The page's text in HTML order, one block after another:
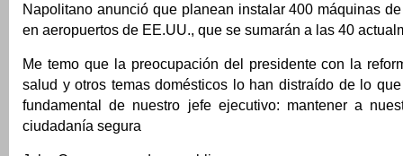
Napolitano anunció que planean instalar 400 máquinas
en aeropuertos de EE.UU., que se sumarán a las 40
Me temo que la preocupación del presidente con la
salud y otros temas domésticos lo han distraído de lo
fundamental de nuestro jefe ejecutivo: mantener a
ciudadanía segura